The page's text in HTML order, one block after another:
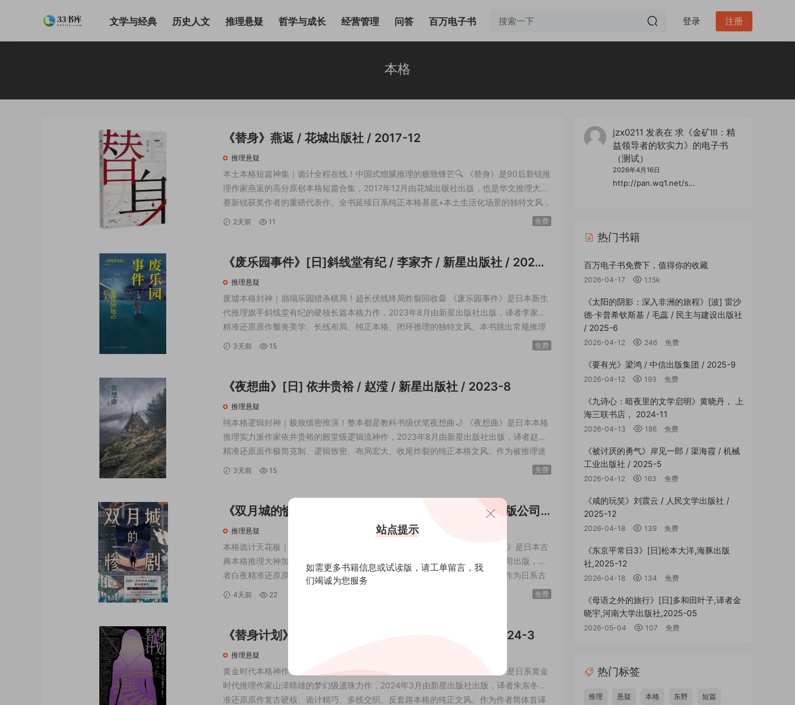
文学与经典 历史人文 推理悬疑 哲学与成长 经营管理 问答 百万电子书 登录 注册
本格
《替身》燕返 / 花城出版社 / 2017-12
推理悬疑
本土本格短篇神集｜诡计全程在线！中国式细腻推理的极致锋芒🔍 《替身》是90后新锐推
理作家燕返的高分原创本格短篇合集，2017年12月由花城出版社出版，也是华文推理大奖
赛新锐获奖作者的重磅代表作。全书延续日系纯正本格基底+本土生活化场景的独特文风，
摒弃冗余铺垫与空洞说教，集结七则精心打磨的高能推理短篇，涵盖密室凶案、不可能犯
2天前 11 免费
《废乐园事件》[日]斜线堂有纪 / 李家齐 / 新星出版社 / 2023-
8 推理悬疑
废墟本格封神｜崩塌乐园猎杀棋局！超长伏线终局炸裂回收🎡 《废乐园事件》是日本新生
代推理旗手斜线堂有纪的硬核长篇本格力作，2023年8月由新星出版社出版，译者李家齐
精准还原原作颓丧美学、长线布局、纯正本格、闭环推理的独特文风。本书跳出常规推理
场景桎梏，独创废墟游乐园暴风雪山庄模式，将破败乐园的荒芜氛围感与高密度本格推理
3天前 15 免费
《夜想曲》[日] 依井贵裕 / 赵滢 / 新星出版社 / 2023-8
推理悬疑
纯本格逻辑封神｜极致缜密推演！整本都是教科书级伏笔夜想曲🌙 《夜想曲》是日本本格
推理实力派作家依井贵裕的殿堂级逻辑流神作，2023年8月由新星出版社出版，译者赵滢
精准还原原作极简克制、逻辑致密、布局宏大、收尾炸裂的纯正本格文风。作为被推理迷
低估的宝藏佳作，本书彻底摒弃花哨叙诡、猎奇密室与狗血反转，主打极致纯粹的逻辑推
3天前 15 免费
《双月城的惨剧》[日] 加贺美雅之 / 白夜 / 中国友谊出版公司 /
2023-9
推理悬疑
本格诡计天花板｜古堡终极密室！炸裂百年传说的连环惨剧🌙 《双月城的惨剧》是日本古
典本格推理大神加贺美雅之的封神级传世佳作，2023年9月由中国友谊出版公司出版，译
者白夜精准还原原作哥特暗黑、恢弘精密、硬核纯粹、致敬卡尔的顶级文风。作为日系古
堡密室推理的巅峰之作，本书完美复刻黄金时代本格魅力，以德国莱茵河畔的神秘双月城
4天前 22 免费
《替身计划》[日] 山泽晴雄 / 朱东冬 / 新星出版社 / 2024-3
推理悬疑
黄金时代本格神作｜颠覆推理准则！自我泄底的替身诡计封神🔍 《替身计划》是日系黄金
时代推理作家山泽晴雄的梦幻级遗珠力作，2024年3月由新星出版社出版，译者朱东冬精
准还原原作复古硬核、诡计精巧、多线交织、反套路本格的纯正文风。作为作者简体首译
jzx0211 发表在 求《金矿Ⅲ：精
益领导者的软实力》的电子书
（测试）
2026年4月16日
http://pan.wq1.net/s…
热门书籍
百万电子书免费下，值得你的收藏
2026-04-17 1.15k
《太阳的阴影：深入非洲的旅程》[波] 雷沙
德·卡普希钦斯基 / 毛蕊 / 民主与建设出版社
/ 2025-6
2026-04-12 246 免费
《要有光》梁鸿 / 中信出版集团 / 2025-9
2026-04-12 193 免费
《九诗心：暗夜里的文学启明》黄晓丹， 上
海三联书店， 2024-11
2026-04-13 186 免费
《被讨厌的勇气》岸见一郎 / 渠海霞 / 机械
工业出版社 / 2025-5
2026-04-12 163 免费
《咸的玩笑》刘震云 / 人民文学出版社 /
2025-12
2026-04-18 139 免费
《东京平常日3》[日]松本大洋,海豚出版
社,2025-12
2026-04-18 134 免费
《母语之外的旅行》[日]多和田叶子,译者金
晓宇,河南大学出版社,2025-05
2026-05-04 107 免费
热门标签
推理 悬疑 本格 东野 短篇
站点提示
如需更多书籍信息或试读版，请工单留言 ，我
们竭诚为您服务